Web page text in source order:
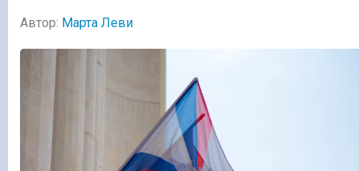
Автор: Марта Леви